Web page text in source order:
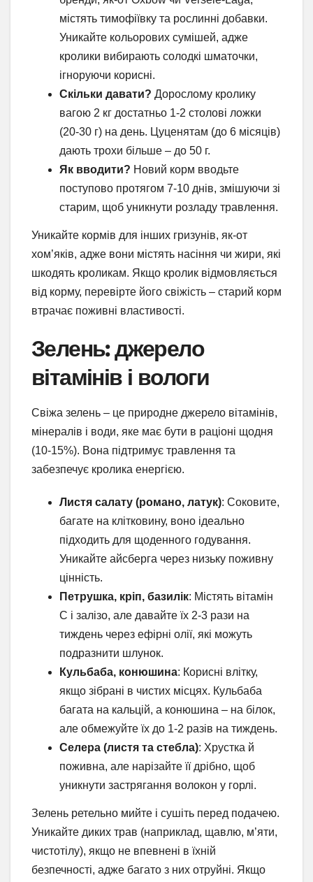
містять тимофіївку та рослинні добавки.
Уникайте кольорових сумішей, адже
кролики вибирають солодкі шматочки,
ігноруючи корисні.
Скільки давати? Дорослому кролику
вагою 2 кг достатньо 1-2 столові ложки
(20-30 г) на день. Цуценятам (до 6 місяців)
дають трохи більше – до 50 г.
Як вводити? Новий корм вводьте
поступово протягом 7-10 днів, змішуючи зі
старим, щоб уникнути розладу травлення.
Уникайте кормів для інших гризунів, як-от
хом’яків, адже вони містять насіння чи жири, які
шкодять кроликам. Якщо кролик відмовляється
від корму, перевірте його свіжість – старий корм
втрачає поживні властивості.
Зелень: джерело
вітамінів і вологи
Свіжа зелень – це природне джерело вітамінів,
мінералів і води, яке має бути в раціоні щодня
(10-15%). Вона підтримує травлення та
забезпечує кролика енергією.
Листя салату (романо, латук): Соковите,
багате на клітковину, воно ідеально
підходить для щоденного годування.
Уникайте айсберга через низьку поживну
цінність.
Петрушка, кріп, базилік: Містять вітамін
С і залізо, але давайте їх 2-3 рази на
тиждень через ефірні олії, які можуть
подразнити шлунок.
Кульбаба, конюшина: Корисні влітку,
якщо зібрані в чистих місцях. Кульбаба
багата на кальцій, а конюшина – на білок,
але обмежуйте їх до 1-2 разів на тиждень.
Селера (листя та стебла): Хрустка й
поживна, але нарізайте її дрібно, щоб
уникнути застрягання волокон у горлі.
Зелень ретельно мийте і сушіть перед подачею.
Уникайте диких трав (наприклад, щавлю, м’яти,
чистотілу), якщо не впевнені в їхній
безпечності, адже багато з них отруйні. Якщо